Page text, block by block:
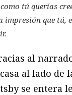
tú querías
que tú,
al
al lado de
se entera